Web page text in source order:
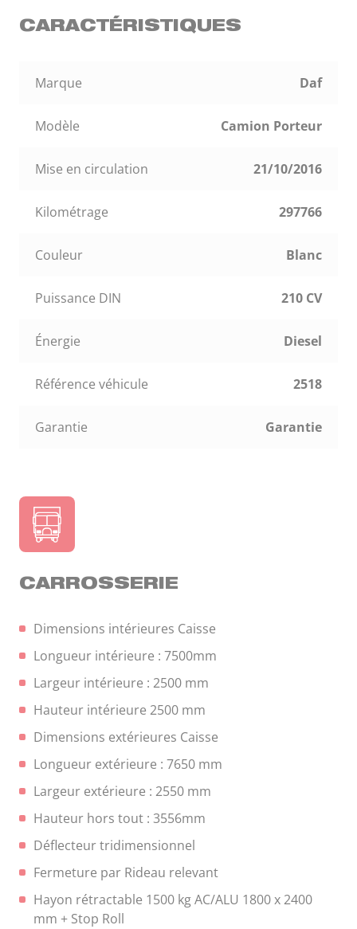
CARACTÉRISTIQUES
Marque Daf
Modèle Camion Porteur
Mise en circulation 21/10/2016
Kilométrage 297766
Couleur Blanc
Puissance DIN 210 CV
Énergie Diesel
Référence véhicule 2518
Garantie Garantie
CARROSSERIE
Dimensions intérieures Caisse
Longueur intérieure : 7500mm
Largeur intérieure : 2500 mm
Hauteur intérieure 2500 mm
Dimensions extérieures Caisse
Longueur extérieure : 7650 mm
Largeur extérieure : 2550 mm
Hauteur hors tout : 3556mm
Déflecteur tridimensionnel
Fermeture par Rideau relevant
Hayon rétractable 1500 kg AC/ALU 1800 x 2400
mm + Stop Roll